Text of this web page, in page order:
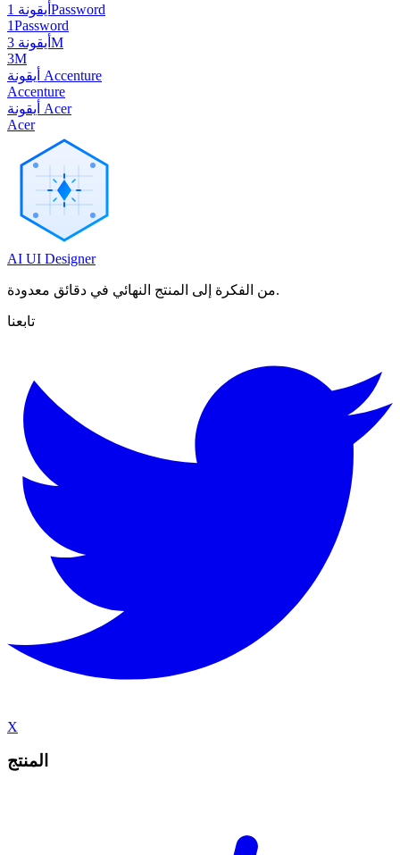
أيقونة 1Password
1Password
أيقونة 3M
3M
أيقونة Accenture
Accenture
أيقونة Acer
Acer
AI UI Designer
من الفكرة إلى المنتج النهائي في دقائق معدودة.
تابعنا
X
المنتج